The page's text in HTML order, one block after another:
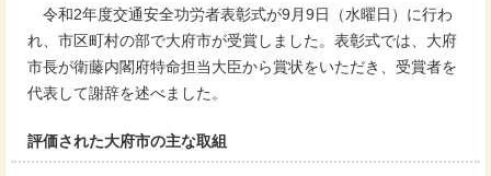
令和2年度交通安全功労者表彰式が9月9日（水曜日）に行わ
れ、市区町村の部で大府市が受賞しました。表彰式では、大府
市長が衛藤内閣府特命担当大臣から賞状をいただき、受賞者を
代表して謝辞を述べました。
評価された大府市の主な取組